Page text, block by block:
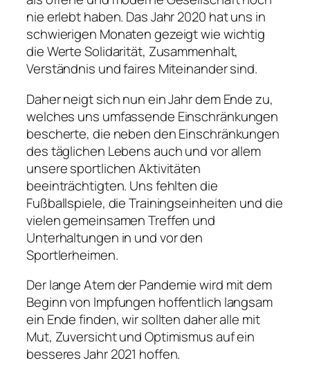
nie erlebt haben. Das Jahr 2020 hat uns in
schwierigen Monaten gezeigt wie wichtig
die Werte Solidarität, Zusammenhalt,
Verständnis und faires Miteinander sind.
Daher neigt sich nun ein Jahr dem Ende zu,
welches uns umfassende Einschränkungen
bescherte, die neben den Einschränkungen
des täglichen Lebens auch und vor allem
unsere sportlichen Aktivitäten
beeinträchtigten. Uns fehlten die
Fußballspiele, die Trainingseinheiten und die
vielen gemeinsamen Treffen und
Unterhaltungen in und vor den
Sportlerheimen.
Der lange Atem der Pandemie wird mit dem
Beginn von Impfungen hoffentlich langsam
ein Ende finden, wir sollten daher alle mit
Mut, Zuversicht und Optimismus auf ein
besseres Jahr 2021 hoffen.